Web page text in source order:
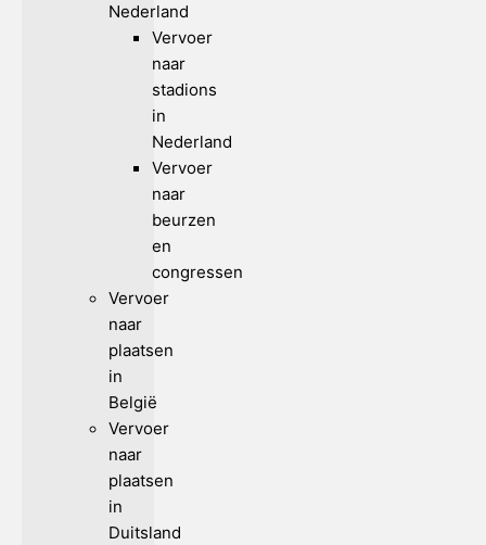
Nederland
Vervoer
naar
stadions
in
Nederland
Vervoer
naar
beurzen
en
congressen
Vervoer
naar
plaatsen
in
België
Vervoer
naar
plaatsen
in
Duitsland